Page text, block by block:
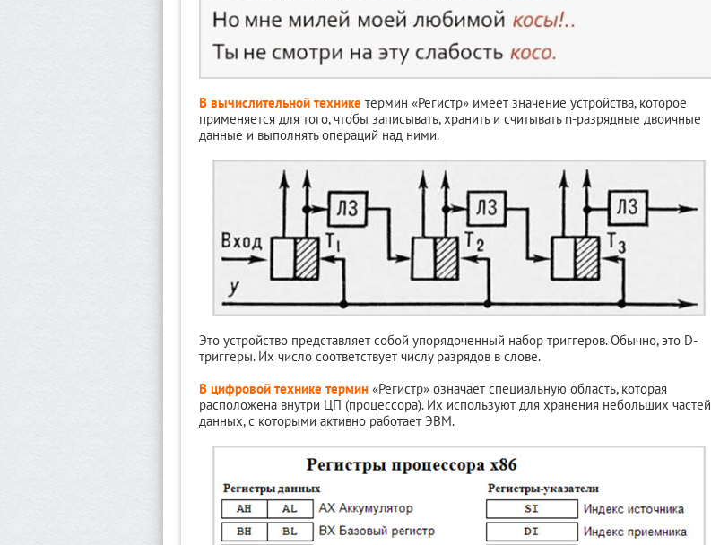
В вычислительной технике термин «Регистр» имеет значение устройства, которое
применяется для того, чтобы записывать, хранить и считывать n-разрядные двоичные
данные и выполнять операций над ними.
Это устройство представляет собой упорядоченный набор триггеров. Обычно, это D-
триггеры. Их число соответствует числу разрядов в слове.
В цифровой технике термин «Регистр» означает специальную область, которая
расположена внутри ЦП (процессора). Их используют для хранения небольших частей
данных, с которыми активно работает ЭВМ.